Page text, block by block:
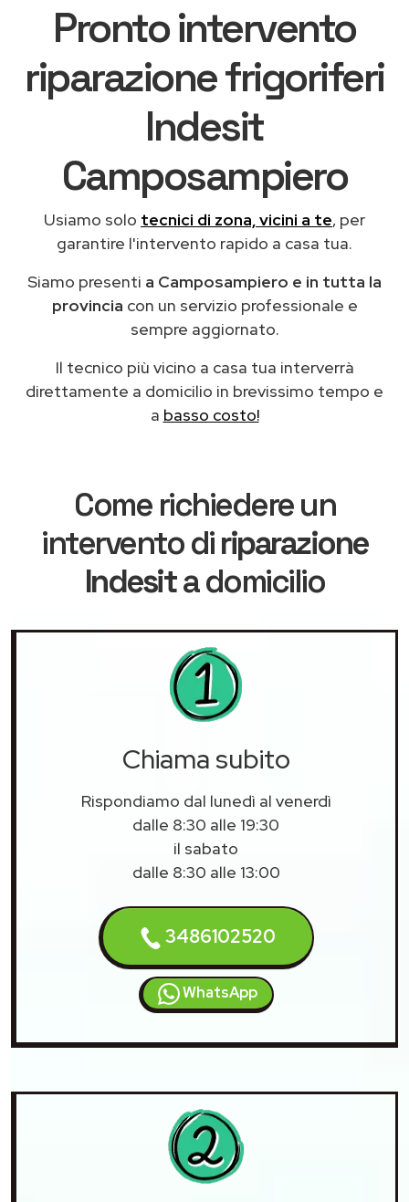
Pronto intervento
riparazione frigoriferi
Indesit
Camposampiero
Usiamo solo tecnici di zona, vicini a te, per
garantire l'intervento rapido a casa tua.
Siamo presenti a Camposampiero e in tutta la
provincia con un servizio professionale e
sempre aggiornato.
Il tecnico più vicino a casa tua interverrà
direttamente a domicilio in brevissimo tempo e
a basso costo!
Come richiedere un
intervento diriparazione
Indesita domicilio
Chiama subito
Rispondiamo dal lunedì al venerdì
dalle 8:30 alle 19:30
il sabato
dalle 8:30 alle 13:00
3486102520
WhatsApp